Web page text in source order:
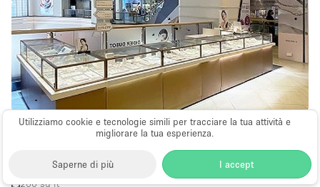
Utilizziamo cookie e tecnologie simili per tracciare la tua attività e
migliorare la tua esperienza.
Saperne di più I accept
Stand / Chiosco / Stand
Superb Kiosk in Tsim Sha Tsui
260 sq ft